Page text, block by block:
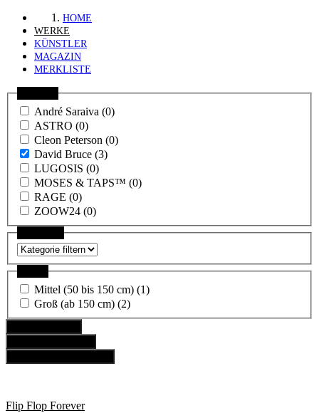
HOME
WERKE
KÜNSTLER
MAGAZIN
MERKLISTE
André Saraiva (0)
ASTRO (0)
Cleon Peterson (0)
David Bruce (3)
LUGOSIS (0)
MOSES & TAPS™ (0)
RAGE (0)
ZOOW24 (0)
Mittel (50 bis 150 cm) (1)
Groß (ab 150 cm) (2)
Flip Flop Forever